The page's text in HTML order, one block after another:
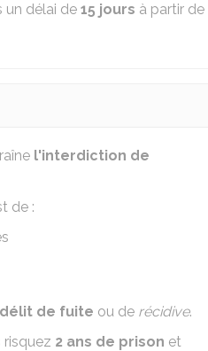
un délai de 15 jours à partir de
l'interdiction de
de :
délit de fuite ou de récidive.
2 ans de prison et